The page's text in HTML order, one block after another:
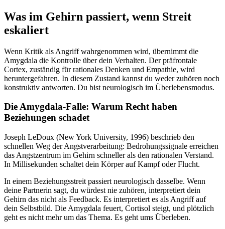
Was im Gehirn passiert, wenn Streit
eskaliert
Wenn Kritik als Angriff wahrgenommen wird, übernimmt die
Amygdala die Kontrolle über dein Verhalten. Der präfrontale
Cortex, zuständig für rationales Denken und Empathie, wird
heruntergefahren. In diesem Zustand kannst du weder zuhören noch
konstruktiv antworten. Du bist neurologisch im Überlebensmodus.
Die Amygdala-Falle: Warum Recht haben
Beziehungen schadet
Joseph LeDoux (New York University, 1996) beschrieb den
schnellen Weg der Angstverarbeitung: Bedrohungssignale erreichen
das Angstzentrum im Gehirn schneller als den rationalen Verstand.
In Millisekunden schaltet dein Körper auf Kampf oder Flucht.
In einem Beziehungsstreit passiert neurologisch dasselbe. Wenn
deine Partnerin sagt, du würdest nie zuhören, interpretiert dein
Gehirn das nicht als Feedback. Es interpretiert es als Angriff auf
dein Selbstbild. Die Amygdala feuert, Cortisol steigt, und plötzlich
geht es nicht mehr um das Thema. Es geht ums Überleben.